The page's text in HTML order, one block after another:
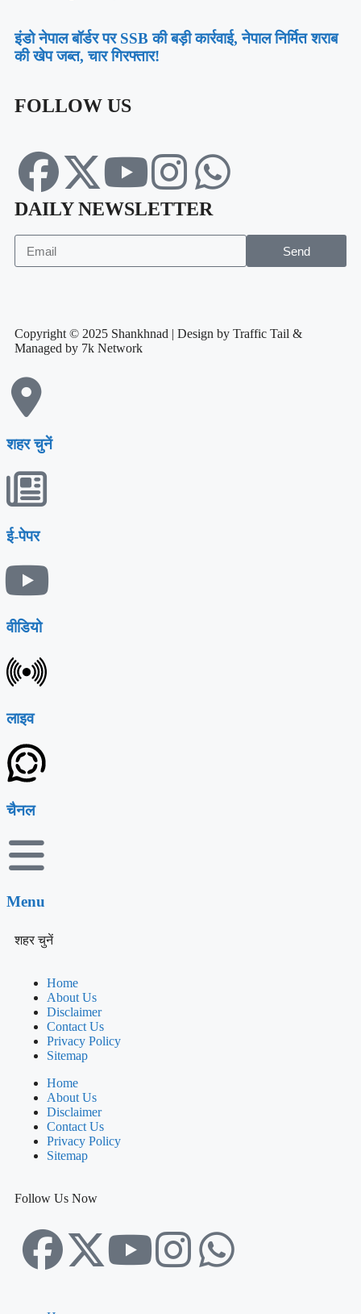
इंडो नेपाल बॉर्डर पर SSB की बड़ी कार्रवाई, नेपाल निर्मित शराब
की खेप जब्त, चार गिरफ्तार!
FOLLOW US
DAILY NEWSLETTER
Send
Copyright © 2025 Shankhnad | Design by Traffic Tail &
Managed by 7k Network
शहर चुनें
ई-पेपर
वीडियो
लाइव
चैनल
Menu
शहर चुनें
Home
About Us
Disclaimer
Contact Us
Privacy Policy
Sitemap
Home
About Us
Disclaimer
Contact Us
Privacy Policy
Sitemap
Follow Us Now